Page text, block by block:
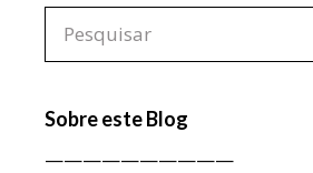
Pesquisar
por:
Sobre este Blog
——————————